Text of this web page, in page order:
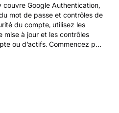
Google Authentication,
mot de passe et contrôles de
du compte, utilisez les
mise à jour et les contrôles
ou d’actifs. Commencez par